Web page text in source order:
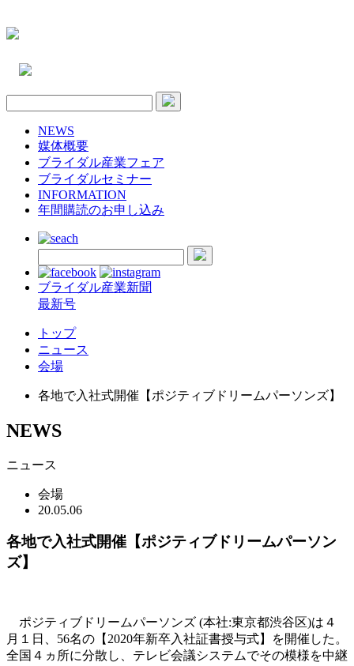
NEWS
媒体概要
ブライダル産業フェア
ブライダルセミナー
INFORMATION
年間購読のお申し込み
ブライダル産業新聞
最新号
トップ
ニュース
会場
各地で入社式開催【ポジティブドリームパーソンズ】
NEWS
ニュース
会場
20.05.06
各地で入社式開催【ポジティブドリームパーソン
ズ】
ポジティブドリームパーソンズ (本社:東京都渋谷区)は４
月１日、56名の【2020年新卒入社証書授与式】を開催した。
全国４ヵ所に分散し、テレビ会議システムでその模様を中継